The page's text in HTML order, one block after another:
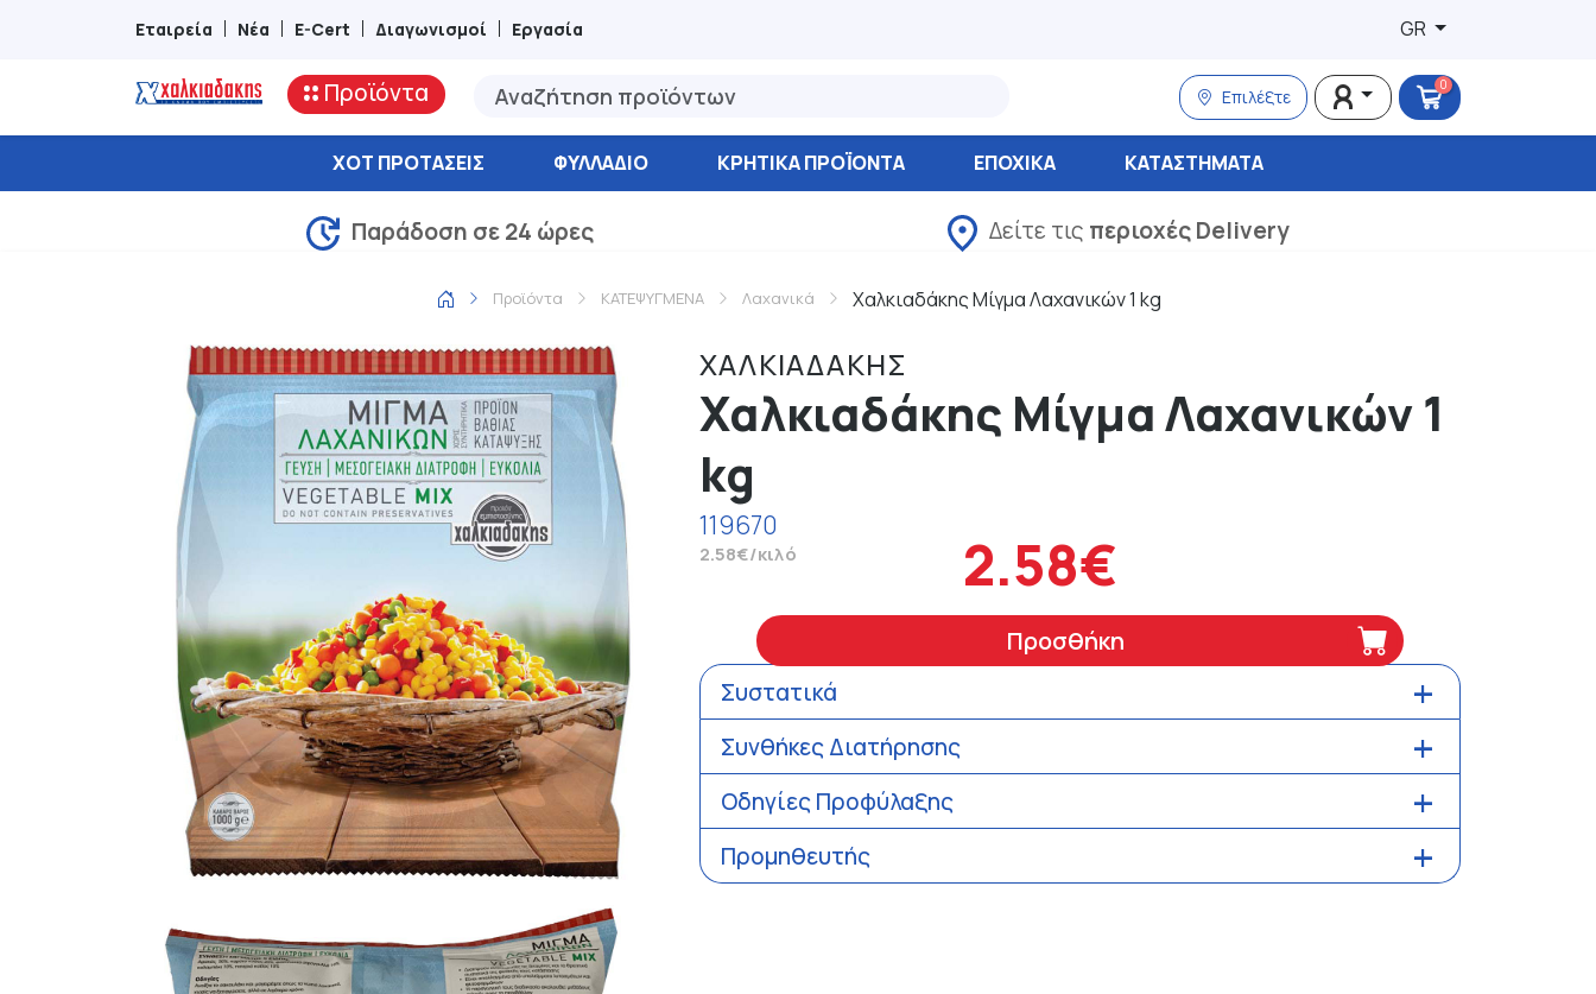
Εταιρεία Νέα E-Cert Διαγωνισμοί Εργασία GR
Προϊόντα Επιλέξτε
0
ΧΟΤ ΠΡΟΤΆΣΕΙΣ ΦΥΛΛΆΔΙΟ ΚΡΗΤΙΚΑ ΠΡΟΪΟΝΤΑ ΕΠΟΧΙΚΑ ΚΑΤΑΣΤΉΜΑΤΑ
Παράδοση σε 24 ώρες Δείτε τις περιοχές Delivery
Προϊόντα ΚΑΤΕΨΥΓΜΕΝΑ Λαχανικά Χαλκιαδάκης Μίγμα Λαχανικών 1 kg
ΧΑΛΚΙΑΔΑΚΗΣ
Χαλκιαδάκης Μίγμα Λαχανικών 1
kg
119670
2.58€/κιλό 2.58€
Προσθήκη
Συστατικά
Συνθήκες Διατήρησης
Οδηγίες Προφύλαξης
Προμηθευτής